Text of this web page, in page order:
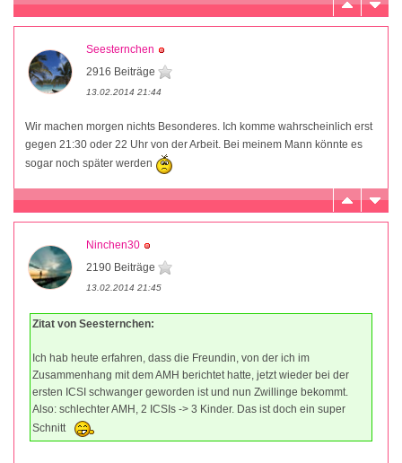
Seesternchen
2916 Beiträge
13.02.2014 21:44
Wir machen morgen nichts Besonderes. Ich komme wahrscheinlich erst
gegen 21:30 oder 22 Uhr von der Arbeit. Bei meinem Mann könnte es
sogar noch später werden
Ninchen30
2190 Beiträge
13.02.2014 21:45
Zitat von Seesternchen:
Ich hab heute erfahren, dass die Freundin, von der ich im
Zusammenhang mit dem AMH berichtet hatte, jetzt wieder bei der
ersten ICSI schwanger geworden ist und nun Zwillinge bekommt.
Also: schlechter AMH, 2 ICSIs -> 3 Kinder. Das ist doch ein super
Schnitt